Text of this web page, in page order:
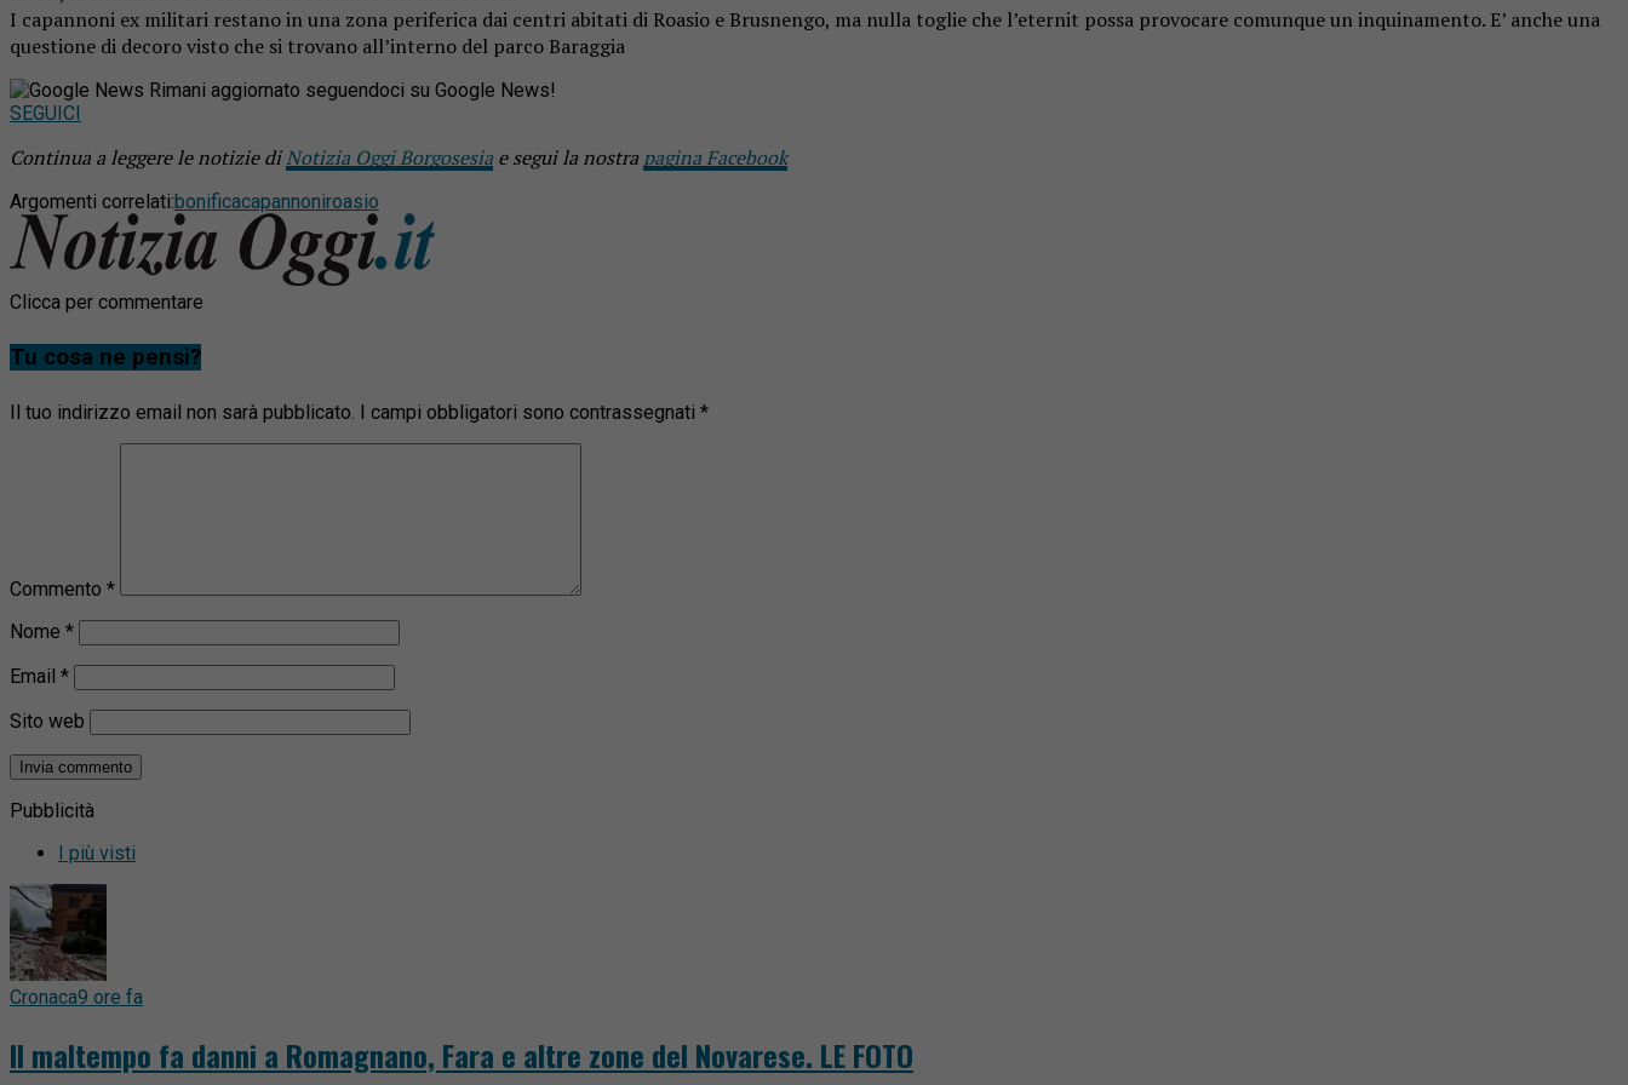
I capannoni ex militari restano in una zona periferica dai centri abitati di Roasio e Brusnengo, ma nulla toglie che l’eternit possa provocare comunque un inquinamento. E’ anche una
questione di decoro visto che si trovano all’interno del parco Baraggia
Rimani aggiornato seguendoci su Google News!
SEGUICI
Continua a leggere le notizie diNotizia Oggi Borgosesia e segui la nostra pagina Facebook
Argomenti correlati:bonificacapannoniroasio
Clicca per commentare
Tu cosa ne pensi?
Il tuo indirizzo email non sarà pubblicato. I campi obbligatori sono contrassegnati *
Commento *
Nome *
Email *
Sito web
Pubblicità
I più visti
Cronaca9 ore fa
Il maltempo fa danni a Romagnano, Fara e altre zone del Novarese. LE FOTO